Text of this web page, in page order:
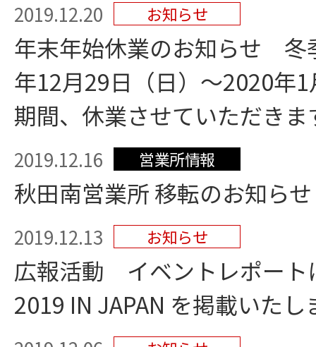
2019.12.20 お知らせ
年末年始休業のお知らせ 冬
年12月29日（日）～2020年
期間、休業させていただきま
2019.12.16 営業所情報
秋田南営業所 移転のお知らせ
2019.12.13 お知らせ
広報活動 イベントレポート
2019 IN JAPAN を掲載いたし